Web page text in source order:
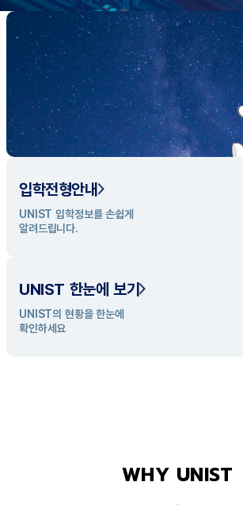
새내기학부에서
전공탐색 프로그램을 통해 나
적의 전공을 찾아보세요.
전공탐색 가이드 바로가기
UNIST 학과 소개
UNIST의 개성있는 학과들을
탐색해 보세요
입학전형안내
UNIST 입학정보를 손쉽게
알려드립니다.
UNIST 한눈에 보기
UNIST의 현황을 한눈에
확인하세요
WHY UNIST